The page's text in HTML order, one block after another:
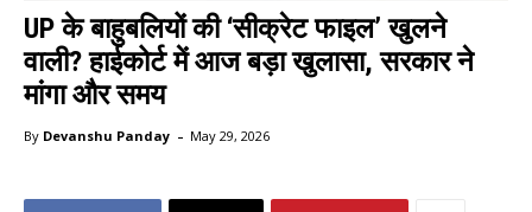
UP के बाहुबलियों की ‘सीक्रेट फाइल’ खुलने
वाली? हाईकोर्ट में आज बड़ा खुलासा, सरकार ने
मांगा और समय
By Devanshu Panday - May 29, 2026